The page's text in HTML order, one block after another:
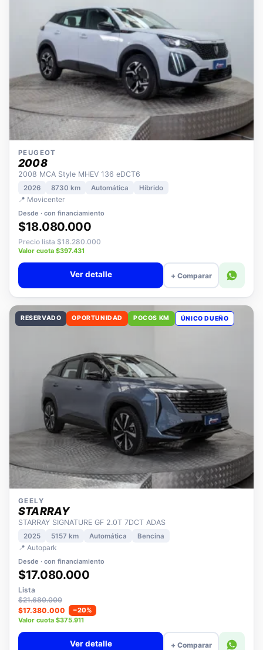
PEUGEOT
2008
2008 MCA Style MHEV 136 eDCT6
2026 8730 km
📍 Movicenter
Desde · con financiamiento
$18.080.000
Precio lista $18.280.000
Valor cuota $397.431
+ Comparar
RESERVADO OPORTUNIDAD POCOS KM
GEELY
STARRAY
STARRAY SIGNATURE GF 2.0T 7DCT ADAS
2025 5157 km
📍 Autopark
Desde · con financiamiento
$17.080.000
Lista
$21.680.000
$17.380.000
−20%
Valor cuota $375.911